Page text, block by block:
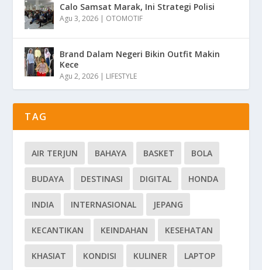
Calo Samsat Marak, Ini Strategi Polisi
Agu 3, 2026 | OTOMOTIF
Brand Dalam Negeri Bikin Outfit Makin
Kece
Agu 2, 2026 | LIFESTYLE
TAG
AIR TERJUN BAHAYA BASKET BOLA
BUDAYA DESTINASI DIGITAL HONDA
INDIA INTERNASIONAL JEPANG
KECANTIKAN KEINDAHAN KESEHATAN
KHASIAT KONDISI KULINER LAPTOP